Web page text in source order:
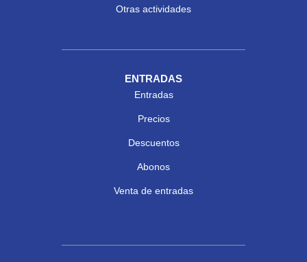
Otras actividades
ENTRADAS
Entradas
Precios
Descuentos
Abonos
Venta de entradas